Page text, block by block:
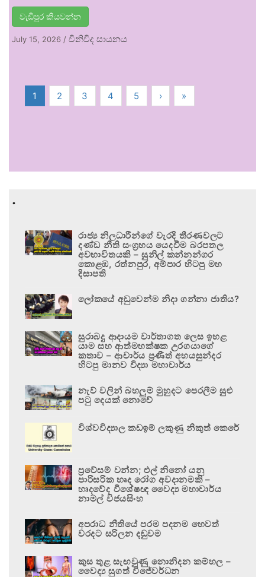
වැඩිපුර කියවන්න
July 15, 2026 / විනිවිද සායනය
1 2 3 4 5 › »
.
රාජ්‍ය නිලධාරීන්ගේ වැරදි තීරණවලට
දණ්ඩ නීති සංග්‍රහය යෙදවීම බරපතල
අවභාවිතයකි – සුනිල් කන්නන්ගර
කොළඹ, රත්නපුර, අම්පාර හිටපු මහ
දිසාපති
ලෝකයේ අඩුවෙන්ම නිදා ගන්නා ජාතිය?
සුරාබදු ආදායම වාර්තාගත ලෙස ඉහළ
යාම සහ ආත්මභක්ෂක උරගයාගේ
කතාව – ආචාර්ය ප්‍රණීත් අභයසුන්දර
හිටපු මානව විද්‍යා මහාචාර්ය
නැව් වලින් බහලුම් මුහුදට පෙරලීම සුළු
පටු දෙයක් නොවේ
විශ්වවිද්‍යාල කඩඉම් ලකුණු නිකුත් කෙරේ
ප්‍රවේසම් වන්න; එල් නිනෝ යනු
පාරිසරික හෘද රෝග අවදානමකි –
හෘදවේද විශේෂඥ වෛද්‍ය මහාචාර්ය
නාමල් විජයසිංහ
අපරාධ නීතියේ පරම පදනම හෙවත්
වරදට සරිලන දඬුවම
කුස තුළ සැඟවුණු නොනිදන කම්හල –
වෛද්‍ය සුගත් විජේවර්ධන